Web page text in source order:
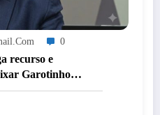
0
recurso e
Garotinho